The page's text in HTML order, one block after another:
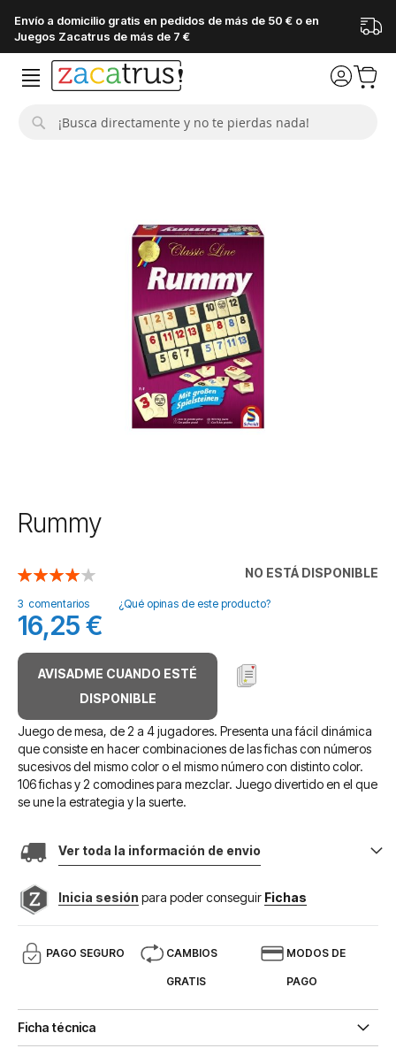
Envío a domicilio gratis en pedidos de más de 50 € o en
Juegos Zacatrus de más de 7 €
Saltar
al
de
la
galería
de
imágenes
Rummy
NO ESTÁ DISPONIBLE
Valoración:
3 comentarios ¿Qué opinas de este producto?
16,25 €
AVISADME CUANDO ESTÉ
DISPONIBLE
Juego de mesa, de 2 a 4 jugadores. Presenta una fácil dinámica
que consiste en hacer combinaciones de las fichas con números
sucesivos del mismo color o el mismo número con distinto color.
106 fichas y 2 comodines para mezclar. Juego divertido en el que
se une la estrategia y la suerte.
Ver toda la información de envio
Inicia sesión para poder conseguir Fichas
PAGO SEGURO CAMBIOS
GRATIS
MODOS DE
PAGO
Ficha técnica